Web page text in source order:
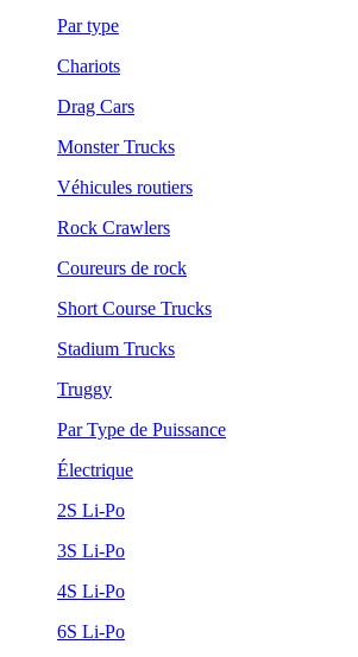
Par type
Chariots
Drag Cars
Monster Trucks
Véhicules routiers
Rock Crawlers
Coureurs de rock
Short Course Trucks
Stadium Trucks
Truggy
Par Type de Puissance
Électrique
2S Li-Po
3S Li-Po
4S Li-Po
6S Li-Po